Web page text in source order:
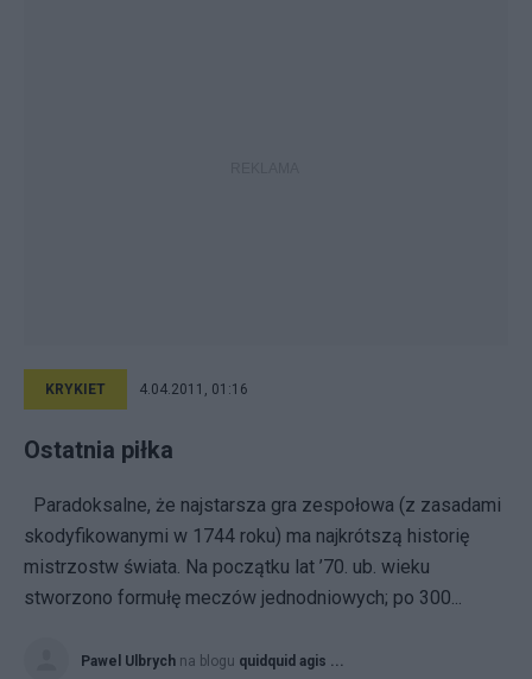
KRYKIET 4.04.2011, 01:16
Ostatnia piłka
Paradoksalne, że najstarsza gra zespołowa (z zasadami
skodyfikowanymi w 1744 roku) ma najkrótszą historię
mistrzostw świata. Na początku lat ’70. ub. wieku
stworzono formułę meczów jednodniowych; po 300...
Pawel Ulbrych na blogu quidquid agis ...